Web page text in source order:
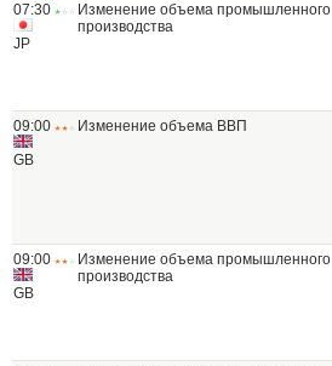
07:30
JP
Изменение объема промышленного
производства
09:00
GB
Изменение объема ВВП
09:00
GB
Изменение объема промышленного
производства